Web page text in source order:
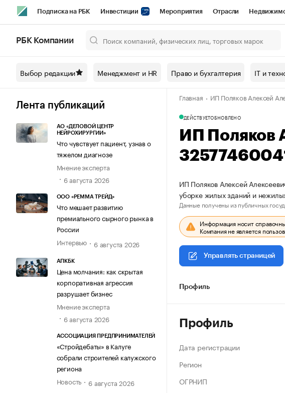
Подписка на РБК Инвестиции Мероприятия Отрасли
Спецпроекты СПб Конференции СПб Спецпроекты Проверка
Технологии и медиа Рынок наличной валюты
РБК Компании
Выбор редакции Менеджмент и HR Право и бухгалтерия IT и
Лента публикаций
АО «ДЕЛОВОЙ ЦЕНТР
НЕЙРОХИРУРГИИ»
Что чувствует пациент, узнав о
тяжелом диагнозе
Мнение эксперта
6 августа 2026
ООО «РЕММА ТРЕЙД»
Что мешает развитию
премиального сырного рынка в
России
Интервью
6 августа 2026
АПКБК
Цена молчания: как скрытая
корпоративная агрессия
разрушает бизнес
Мнение эксперта
6 августа 2026
АССОЦИАЦИЯ ПРЕДПРИНИМАТЕЛЕЙ
«Стройдебаты» в Калуге
собрали строителей калужского
региона
Новость
6 августа 2026
Главная ИП Поляков Алексей
ДЕЙСТВУЕТОБНОВЛЕНО
ИП Поляков
ИП Поляков Алексей
уборке жилых зданий и
Данные получены из публичных
Информация носит
Компания не является
Управлять страницей
Профиль
Профиль
Дата регистрации
Регион
ОГРНИП